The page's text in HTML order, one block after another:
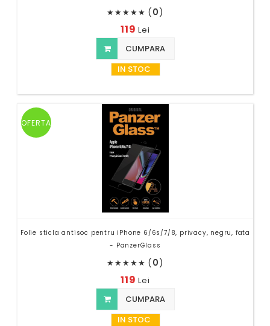
★★★★★ (0)
119Lei
CUMPARA
IN STOC
OFERTA
Folie sticla antisoc pentru iPhone 6/6s/7/8, privacy, negru, fata
- PanzerGlass
★★★★★ (0)
119Lei
CUMPARA
IN STOC